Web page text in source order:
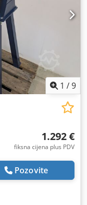
1 /9
1.292 €
fiksna cijena plus PDV
Pozovite